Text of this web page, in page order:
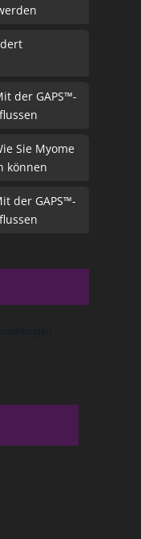
der GAPS™-
Sie Myome
können
der GAPS™-